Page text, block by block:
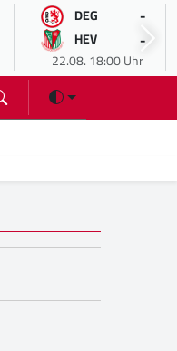
DEG -
HEV -
22.08. 18:00 Uhr